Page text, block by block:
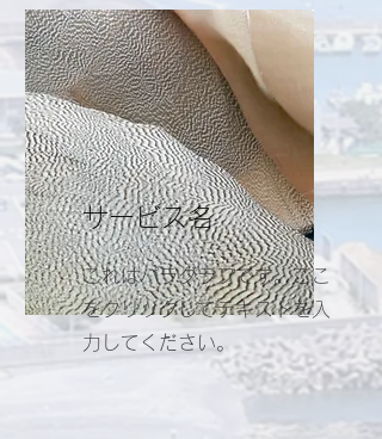
サービス名
これはパラグラフです。ここ
をクリックしてテキストを入
力してください。